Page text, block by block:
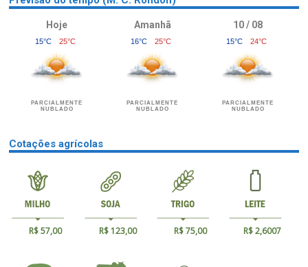
Hoje
15°C 25°C
PARCIALMENTE
NUBLADO
Amanhã
16°C 25°C
PARCIALMENTE
NUBLADO
10 / 08
15°C 24°C
PARCIALMENTE
NUBLADO
Cotações agrícolas
R$ 57,00 R$ 123,00 R$ 75,00 R$ 2,6007